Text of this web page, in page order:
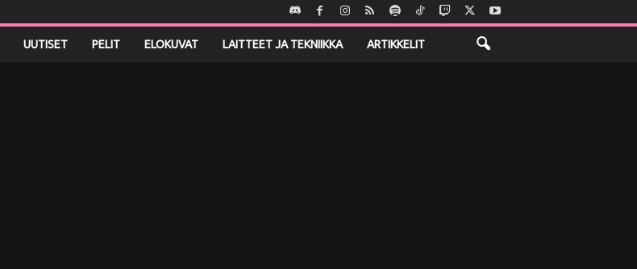
UUTISET PELIT ELOKUVAT LAITTEET JA TEKNIIKKA ARTIKKELIT